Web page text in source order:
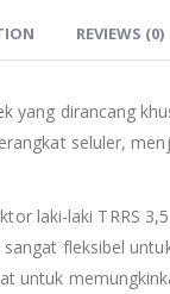
REVIEWS (0)
yang dirancang
seluler,
laki-laki TRRS
fleksibel
untuk